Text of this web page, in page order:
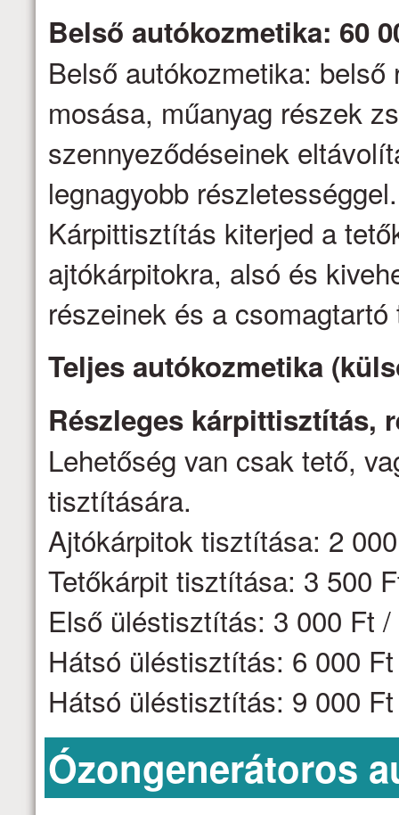
Belső autókozmetika: 60
Belső autókozmetika:
mosása, műanyag részek
szennyeződéseinek
legnagyobb részletességgel.
Kárpittisztítás kiterjed a
ajtókárpitokra, alsó és
részeinek és a
Teljes autókozmetika
Részleges kárpittisztítás,
Lehetőség van csak tető,
tisztítására.
Ajtókárpitok tisztítása: 2
Tetőkárpit tisztítása: 3 500
Első üléstisztítás: 3 000 Ft
Hátsó üléstisztítás: 6 000
Hátsó üléstisztítás: 9 000
Ózongenerátoros